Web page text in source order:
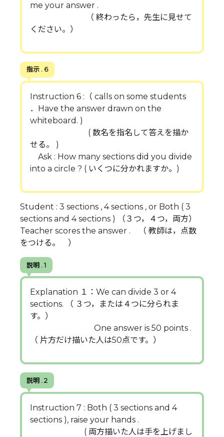
me your answer .
（ 終わったら，先生に見せて
ください。）
指示 . 6
Instruction 6 :（ calls on some students
．Have the answer drawn on the
whiteboard. )
( 数名を指名して答えを描か
せる。 )
Ask : How many sections did you divide
into a circle ? ( いくつに分かれますか。)
Student : 3 sections , 4 sections , or Both ( 3
sections and 4 sections ) （３つ，４つ，両方）
Teacher scores the answer . （ 教師は，点数
をつける。 ）
説明 . 1
Explanation １：We can divide 3 or 4
sections. （ ３つ，または４つに分られま
す。）
One answer is 50 points .
（ 片方だけ描いた人は50点です。）
説明 . 2
Instruction 7 : Both ( 3 sections and 4
sections ), raise your hands .
( 両方描いた人は手を上げまし